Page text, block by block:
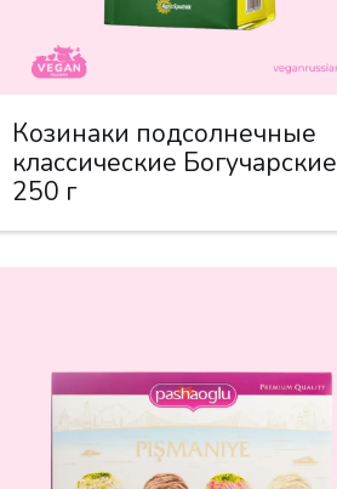
Козинаки подсолнечные
классические Богучарские
250 г